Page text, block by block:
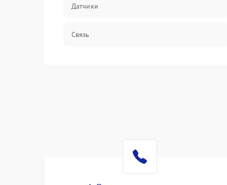
Датчики
Связь